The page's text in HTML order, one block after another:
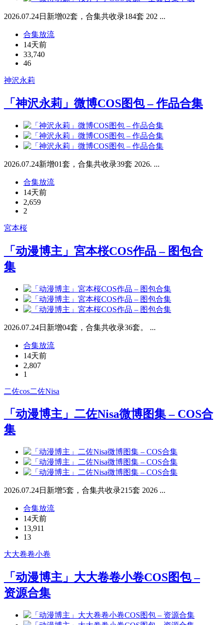
2026.07.24日新增02套，合集共收录184套 202 ...
合集放流
14天前
33,740
46
神沢永莉
「神沢永莉」微博COS图包 – 作品合集
2026.07.24新增01套，合集共收录39套 2026. ...
合集放流
14天前
2,659
2
宮本桜
「动漫博主」宮本桜COS作品 – 图包合
集
2026.07.24日新增04套，合集共收录36套。 ...
合集放流
14天前
2,807
1
二佐cos二佐Nisa
「动漫博主」二佐Nisa微博图集 – COS合
集
2026.07.24日新增5套，合集共收录215套 2026 ...
合集放流
14天前
13,911
13
大大卷卷小卷
「动漫博主」大大卷卷小卷COS图包 –
资源合集